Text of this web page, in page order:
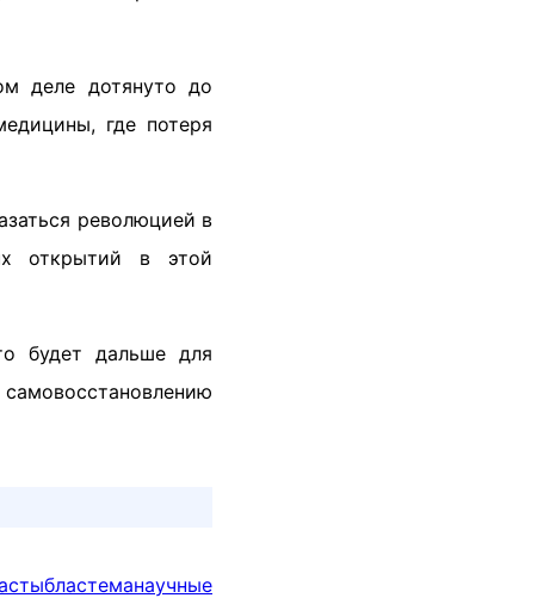
деле дотянуто до
где потеря
революцией в
открытий в этой
будет дальше для
бластеманаучные